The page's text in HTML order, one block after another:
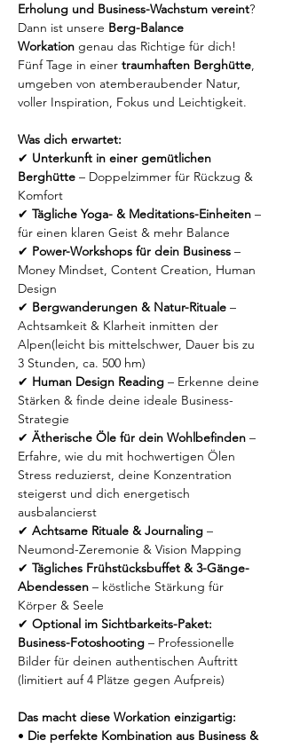
Erholung und Business-Wachstum vereint?
Dann ist unsere Berg-Balance
Workation genau das Richtige für dich!
Fünf Tage in einer traumhaften Berghütte,
umgeben von atemberaubender Natur,
voller Inspiration, Fokus und Leichtigkeit.
Was dich erwartet:
✔ Unterkunft in einer gemütlichen
Berghütte – Doppelzimmer für Rückzug &
Komfort
✔ Tägliche Yoga- & Meditations-Einheiten –
für einen klaren Geist & mehr Balance
✔ Power-Workshops für dein Business –
Money Mindset, Content Creation, Human
Design
✔ Bergwanderungen & Natur-Rituale –
Achtsamkeit & Klarheit inmitten der
Alpen(leicht bis mittelschwer, Dauer bis zu
3 Stunden, ca. 500 hm)
✔ Human Design Reading – Erkenne deine
Stärken & finde deine ideale Business-
Strategie
✔ Ätherische Öle für dein Wohlbefinden –
Erfahre, wie du mit hochwertigen Ölen
Stress reduzierst, deine Konzentration
steigerst und dich energetisch
ausbalancierst
✔ Achtsame Rituale & Journaling –
Neumond-Zeremonie & Vision Mapping
✔ Tägliches Frühstücksbuffet & 3-Gänge-
Abendessen – köstliche Stärkung für
Körper & Seele
✔ Optional im Sichtbarkeits-Paket:
Business-Fotoshooting – Professionelle
Bilder für deinen authentischen Auftritt
(limitiert auf 4 Plätze gegen Aufpreis)
Das macht diese Workation einzigartig:
• Die perfekte Kombination aus Business &